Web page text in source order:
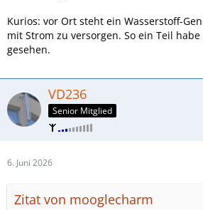
Kurios: vor Ort steht ein Wasserstoff-
mit Strom zu versorgen. So ein Teil
gesehen.
VD236
Senior Mitglied
6. Juni 2026
Zitat von mooglecharm